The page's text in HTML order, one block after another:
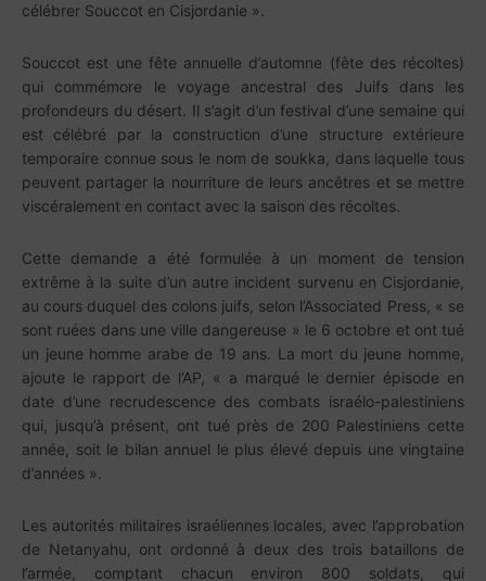
célébrer Souccot en Cisjordanie ».
Souccot est une fête annuelle d’automne (fête des récoltes)
qui commémore le voyage ancestral des Juifs dans les
profondeurs du désert. Il s’agit d’un festival d’une semaine qui
est célébré par la construction d’une structure extérieure
temporaire connue sous le nom de soukka, dans laquelle tous
peuvent partager la nourriture de leurs ancêtres et se mettre
viscéralement en contact avec la saison des récoltes.
Cette demande a été formulée à un moment de tension
extrême à la suite d’un autre incident survenu en Cisjordanie,
au cours duquel des colons juifs, selon l’Associated Press, « se
sont ruées dans une ville dangereuse » le 6 octobre et ont tué
un jeune homme arabe de 19 ans. La mort du jeune homme,
ajoute le rapport de l’AP, « a marqué le dernier épisode en
date d’une recrudescence des combats israélo-palestiniens
qui, jusqu’à présent, ont tué près de 200 Palestiniens cette
année, soit le bilan annuel le plus élevé depuis une vingtaine
d’années ».
Les autorités militaires israéliennes locales, avec l’approbation
de Netanyahu, ont ordonné à deux des trois bataillons de
l’armée, comptant chacun environ 800 soldats, qui